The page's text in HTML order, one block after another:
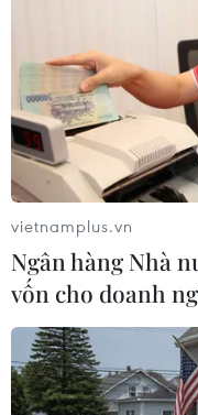
vietnamplus.vn
Ngân hàng Nhà
vốn cho doanh